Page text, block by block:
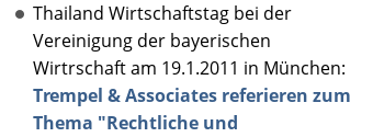
Thailand Wirtschaftstag bei der
Vereinigung der bayerischen
Wirtrschaft am 19.1.2011 in München:
Trempel & Associates referieren zum
Thema "Rechtliche und